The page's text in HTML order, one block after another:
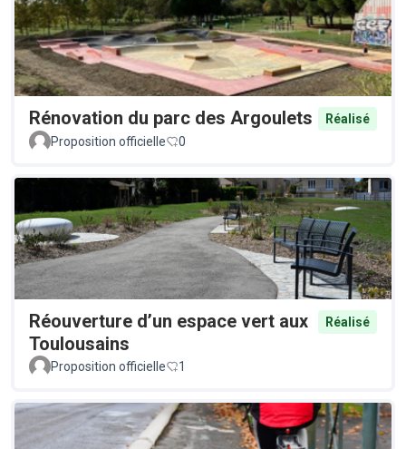
Rénovation du parc des Argoulets
Réalisé
Proposition officielle
0
Réouverture d’un espace vert aux
Toulousains
Réalisé
Proposition officielle 1